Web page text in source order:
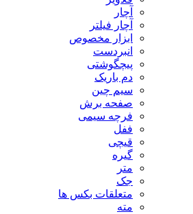
آچار
آچار فیلتر
ابزار مخصوص
انبردست
پیچگوشتی
دم باریک
سیم چین
صفحه برش
فرچه سیمی
ففل
قیچی
گیره
متر
جک
متعلقات بکس ها
مته